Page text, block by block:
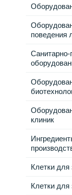
поведения
Санитарно-
клиник
Клетки для
Клетки для